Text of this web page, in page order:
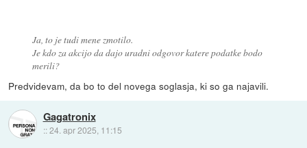
Ja, to je tudi mene zmotilo.
Je kdo za akcijo da dajo uradni odgovor katere podatke bodo
merili?
Predvidevam, da bo to del novega soglasja, ki so ga najavili.
Gagatronix
::24. apr 2025, 11:15